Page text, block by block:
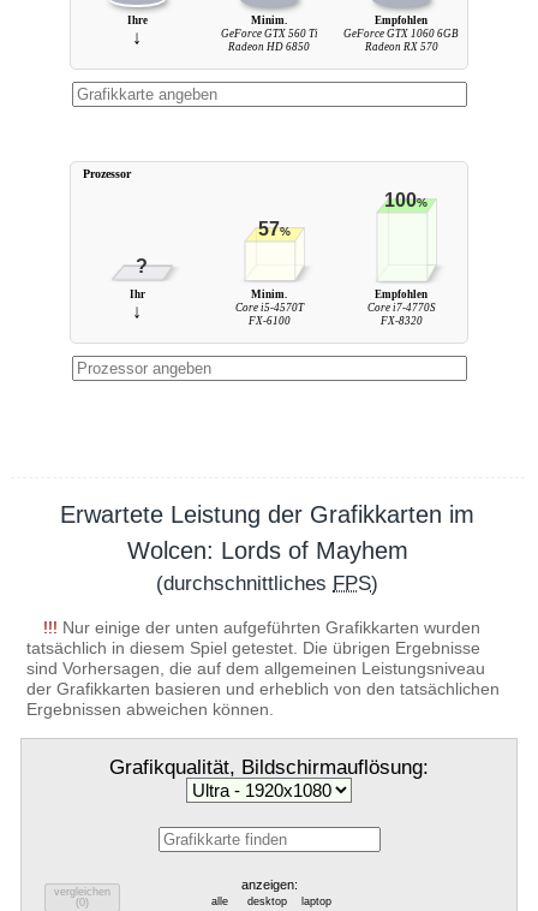
Ihre
↓
Minim.
GeForce GTX 560 Ti
Radeon HD 6850
Empfohlen
GeForce GTX 1060 6GB
Radeon RX 570
?
57%
100%
Ihr
↓
Minim.
Core i5-4570T
FX-6100
Empfohlen
Core i7-4770S
FX-8320
Prozessor
Erwartete Leistung der Grafikkarten im
Wolcen: Lords of Mayhem
(durchschnittliches FPS)
!!! Nur einige der unten aufgeführten Grafikkarten wurden
tatsächlich in diesem Spiel getestet. Die übrigen Ergebnisse
sind Vorhersagen, die auf dem allgemeinen Leistungsniveau
der Grafikkarten basieren und erheblich von den tatsächlichen
Ergebnissen abweichen können.
Grafikqualität, Bildschirmauflösung:
vergleichen
(0)
anzeigen:
alle desktop laptop